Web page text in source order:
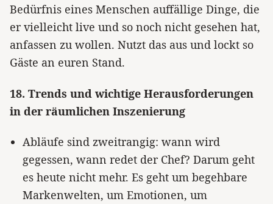
Bedürfnis eines Menschen auffällige Dinge, die
er vielleicht live und so noch nicht gesehen hat,
anfassen zu wollen. Nutzt das aus und lockt so
Gäste an euren Stand.
18. Trends und wichtige Herausforderungen
in der räumlichen Inszenierung
Abläufe sind zweitrangig: wann wird
gegessen, wann redet der Chef? Darum geht
es heute nicht mehr. Es geht um begehbare
Markenwelten, um Emotionen, um